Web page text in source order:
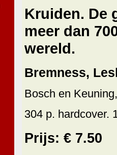
Kruiden. De
meer dan
wereld.
Bremness,
Bosch en
304 p. hardcover.
Prijs: € 7.50